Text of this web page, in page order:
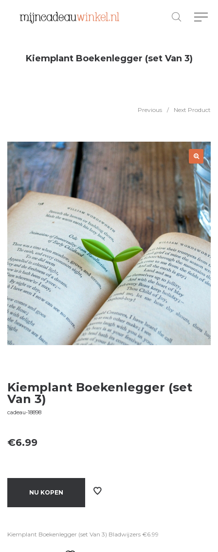
Kiemplant Boekenlegger (set Van 3)
Previous / Next Product
Kiemplant Boekenlegger (set
Van 3)
cadeau-18898
€6.99
NU KOPEN
Kiemplant Boekenlegger (set Van 3) Bladwijzers €6.99